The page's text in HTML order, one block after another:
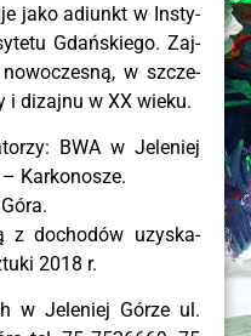
jako adiunkt w Insty­
Gdań­skie­go. Zaj­
w szcze­
i dizaj­nu w XX wieku.
BWA w Jele­niej
Kar­ko­no­sze.
z docho­dów uzy­ska­
2018 r.
w Jele­niej Górze ul.